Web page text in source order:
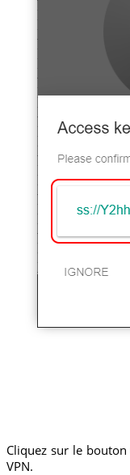
Cliquez sur le bouton
VPN.